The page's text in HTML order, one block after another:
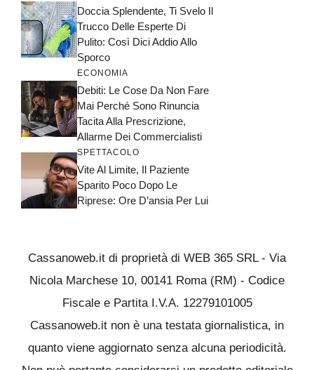
Doccia Splendente, Ti Svelo Il
Trucco Delle Esperte Di
Pulito: Così Dici Addio Allo
Sporco
ECONOMIA
Debiti: Le Cose Da Non Fare
Mai Perché Sono Rinuncia
Tacita Alla Prescrizione,
Allarme Dei Commercialisti
SPETTACOLO
Vite Al Limite, Il Paziente
Sparito Poco Dopo Le
Riprese: Ore D’ansia Per Lui
Cassanoweb.it di proprietà di WEB 365 SRL - Via
Nicola Marchese 10, 00141 Roma (RM) - Codice
Fiscale e Partita I.V.A. 12279101005
Cassanoweb.it non è una testata giornalistica, in
quanto viene aggiornato senza alcuna periodicità.